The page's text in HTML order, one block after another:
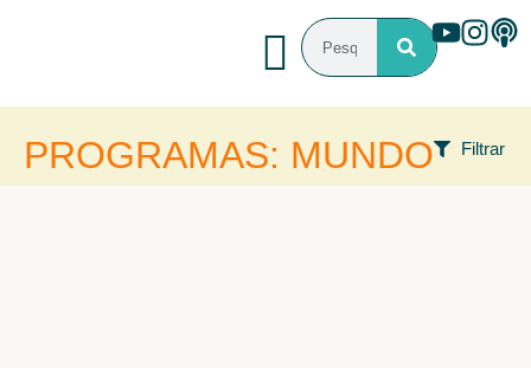
PROGRAMAS: MUNDO Filtrar